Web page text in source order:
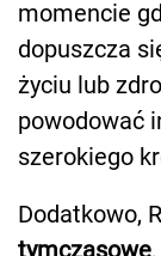
momencie
dopuszcza
życiu lub
powodować
szerokiego
Dodatkowo,
tymczasowe